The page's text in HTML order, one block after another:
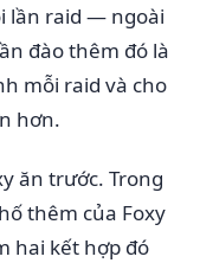
lần raid — ngoài
đào thêm đó là
mỗi raid và cho
hơn.
ăn trước. Trong
thêm của Foxy
hai kết hợp đó